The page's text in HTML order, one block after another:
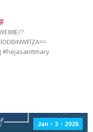
?
#hejasaintmary
Jan 3 2026